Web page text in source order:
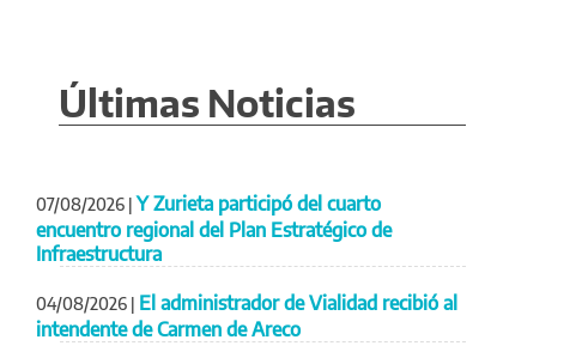
Últimas Noticias
07/08/2026 | Y Zurieta participó del cuarto
encuentro regional del Plan Estratégico de
Infraestructura
04/08/2026 | El administrador de Vialidad recibió al
intendente de Carmen de Areco